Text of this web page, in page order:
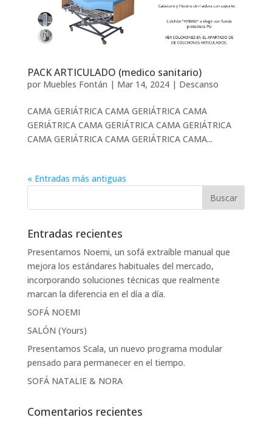
PACK ARTICULADO (medico sanitario)
por Muebles Fontán | Mar 14, 2024| Descanso
CAMA GERIÁTRICA CAMA GERIÁTRICA CAMA
GERIÁTRICA CAMA GERIÁTRICA CAMA GERIÁTRICA
CAMA GERIÁTRICA CAMA GERIÁTRICA CAMA...
« Entradas más antiguas
Entradas recientes
Presentamos Noemi, un sofá extraíble manual que
mejora los estándares habituales del mercado,
incorporando soluciones técnicas que realmente
marcan la diferencia en el día a día.
SOFÁ NOEMI
SALÓN (Yours)
Presentamos Scala, un nuevo programa modular
pensado para permanecer en el tiempo.
SOFÁ NATALIE & NORA
Comentarios recientes